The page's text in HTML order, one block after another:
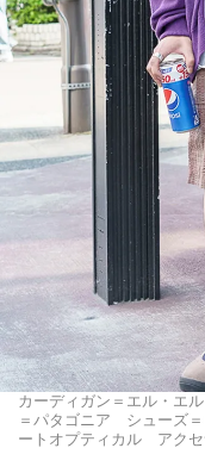
カーディガン＝エル・エ
＝パタゴニア シューズ
ートオプティカル アク